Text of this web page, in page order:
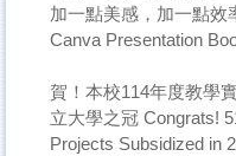
加一點美感，加一點效
Canva Presentation
賀！本校114年度教學
立大學之冠 Congrats!
Projects Subsidized in